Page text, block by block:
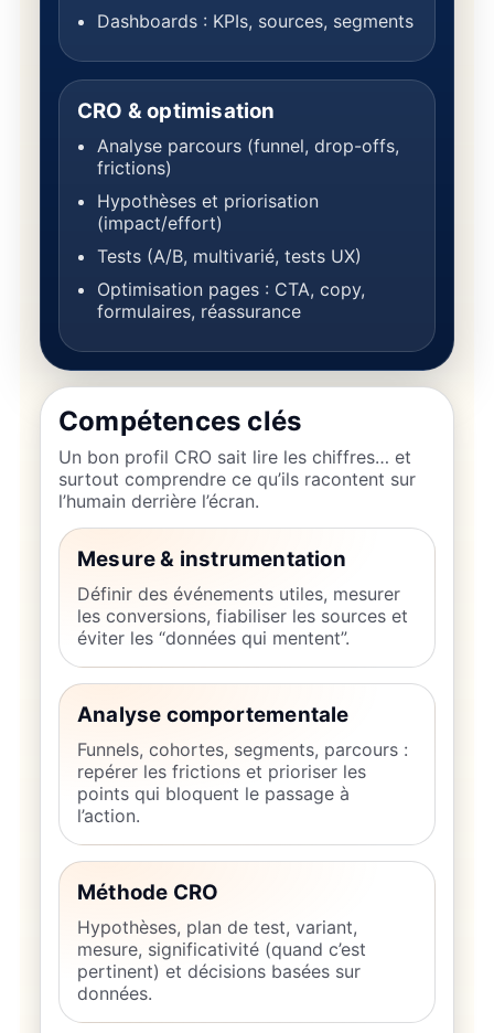
Dashboards : KPIs, sources, segments
CRO & optimisation
Analyse parcours (funnel, drop-offs,
frictions)
Hypothèses et priorisation
(impact/effort)
Tests (A/B, multivarié, tests UX)
Optimisation pages : CTA, copy,
formulaires, réassurance
Compétences clés
Un bon profil CRO sait lire les chiffres… et
surtout comprendre ce qu’ils racontent sur
l’humain derrière l’écran.
Mesure & instrumentation
Définir des événements utiles, mesurer
les conversions, fiabiliser les sources et
éviter les “données qui mentent”.
Analyse comportementale
Funnels, cohortes, segments, parcours :
repérer les frictions et prioriser les
points qui bloquent le passage à
l’action.
Méthode CRO
Hypothèses, plan de test, variant,
mesure, significativité (quand c’est
pertinent) et décisions basées sur
données.